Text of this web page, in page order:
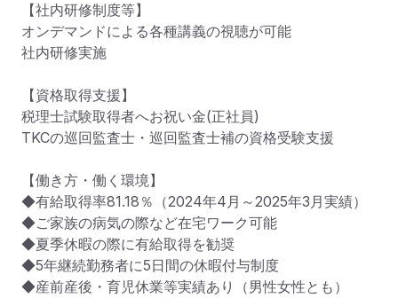
【社内研修制度等】
オンデマンドによる各種講義の視聴が可能
社内研修実施
【資格取得支援】
税理士試験取得者へお祝い金(正社員)
TKCの巡回監査士・巡回監査士補の資格受験支援
【働き方・働く環境】
◆有給取得率81.18％（2024年4月～2025年3月実績）
◆ご家族の病気の際など在宅ワーク可能
◆夏季休暇の際に有給取得を勧奨
◆5年継続勤務者に5日間の休暇付与制度
◆産前産後・育児休業等実績あり（男性女性とも）